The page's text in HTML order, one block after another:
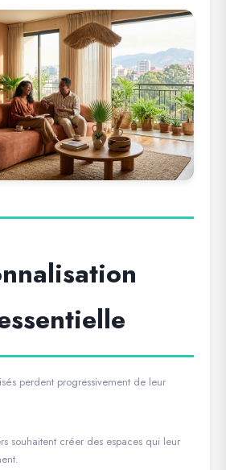
perdent progressivement de leur
souhaitent créer des espaces qui leur